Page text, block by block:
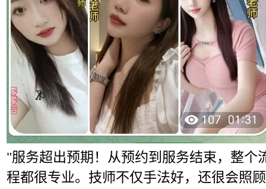
"服务超出预期！从预约到服务结束，整个
程都很专业。技师不仅手法好，还很会照顾